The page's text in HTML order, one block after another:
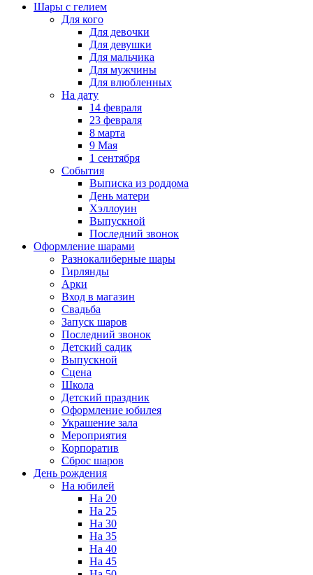
Шары с гелием
Для кого
Для девочки
Для девушки
Для мальчика
Для мужчины
Для влюбленных
На дату
14 февраля
23 февраля
8 марта
9 Мая
1 сентября
События
Выписка из роддома
День матери
Хэллоуин
Выпускной
Последний звонок
Оформление шарами
Разнокалиберные шары
Гирлянды
Арки
Вход в магазин
Свадьба
Запуск шаров
Последний звонок
Детский садик
Выпускной
Сцена
Школа
Детский праздник
Оформление юбилея
Украшение зала
Мероприятия
Корпоратив
Сброс шаров
День рождения
На юбилей
На 20
На 25
На 30
На 35
На 40
На 45